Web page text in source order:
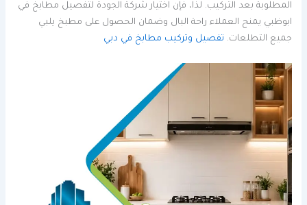
المطلوبة بعد التركيب. لذا، فإن اختيار شركة الجودة لتفصيل مطابخ في
ابوظبي يمنح العملاء راحة البال وضمان الحصول على مطبخ يلبي
جميع التطلعات. تفصيل وتركيب مطابخ في دبي